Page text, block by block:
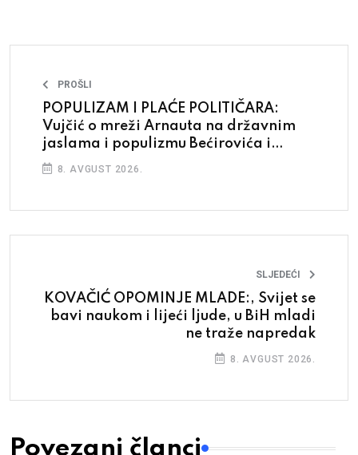
PROŠLI
POPULIZAM I PLAĆE POLITIČARA:
Vujčić o mreži Arnauta na državnim
jaslama i populizmu Bećirovića i
Zvizdića pred izbore
8. AVGUST 2026.
SLJEDEĆI
KOVAČIĆ OPOMINJE MLADE:, Svijet se
bavi naukom i lijeći ljude, u BiH mladi
ne traže napredak
8. AVGUST 2026.
Povezani članci